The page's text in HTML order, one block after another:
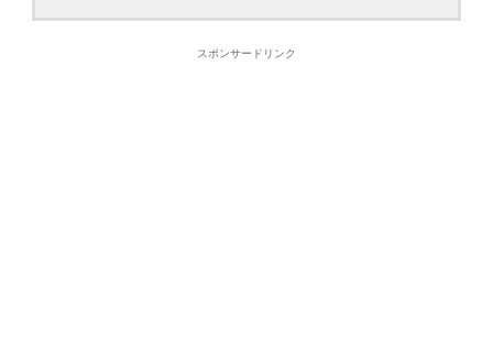
スポンサードリンク